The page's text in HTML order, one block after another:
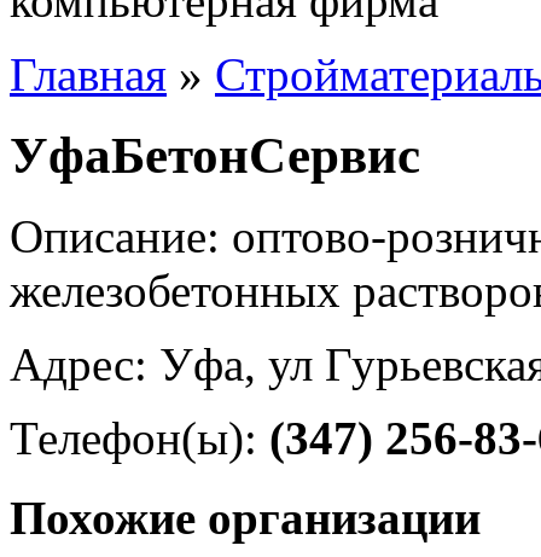
Главная »
УфаБетонСервис
Описание: оптово-
железобетонных
Адрес: Уфа, ул
Телефон(ы): (347) 256-
Похожие организации